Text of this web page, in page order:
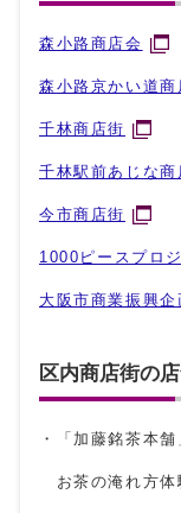
森小路商店会
森小路京かい道商
千林商店街
千林駅前あじな
今市商店街
1000ピースプロ
大阪市商業振興
区内商店街の
・「加藤銘茶本舗
お茶の淹れ方体